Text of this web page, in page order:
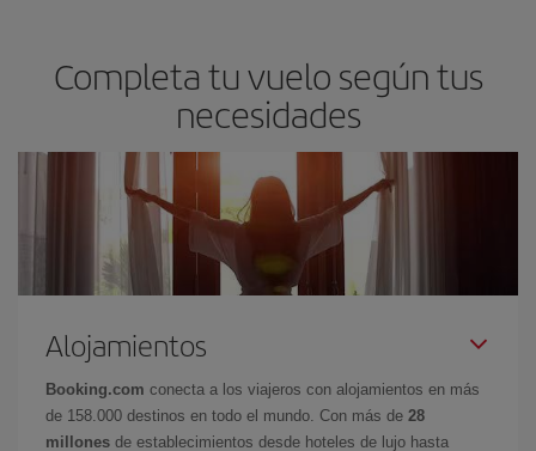
Completa tu vuelo según tus
necesidades
Alojamientos
Booking.com conecta a los viajeros con alojamientos en más
de 158.000 destinos en todo el mundo. Con más de 28
millones de establecimientos desde hoteles de lujo hasta